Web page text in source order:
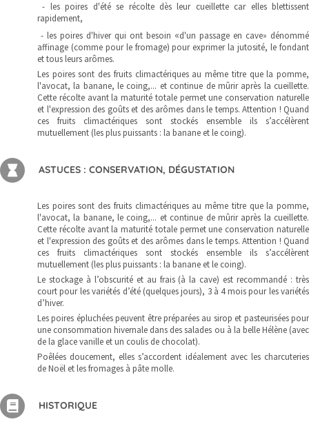
- les poires d'été se récolte dès leur cueillette car elles blettissent
rapidement,
- les poires d'hiver qui ont besoin «d'un passage en cave» dénommé
affinage (comme pour le fromage) pour exprimer la jutosité, le fondant
et tous leurs arômes.
Les poires sont des fruits climactériques au même titre que la pomme,
l'avocat, la banane, le coing,... et continue de mûrir après la cueillette.
Cette récolte avant la maturité totale permet une conservation naturelle
et l'expression des goûts et des arômes dans le temps. Attention ! Quand
ces fruits climactériques sont stockés ensemble ils s’accélèrent
mutuellement (les plus puissants : la banane et le coing).
ASTUCES : CONSERVATION, DÉGUSTATION
Les poires sont des fruits climactériques au même titre que la pomme,
l'avocat, la banane, le coing,... et continue de mûrir après la cueillette.
Cette récolte avant la maturité totale permet une conservation naturelle
et l'expression des goûts et des arômes dans le temps. Attention ! Quand
ces fruits climactériques sont stockés ensemble ils s’accélèrent
mutuellement (les plus puissants : la banane et le coing).
Le stockage à l’obscurité et au frais (à la cave) est recommandé : très
court pour les variétés d’été (quelques jours), 3 à 4 mois pour les variétés
d’hiver.
Les poires épluchées peuvent être préparées au sirop et pasteurisées pour
une consommation hivernale dans des salades ou à la belle Hélène (avec
de la glace vanille et un coulis de chocolat).
Poêlées doucement, elles s’accordent idéalement avec les charcuteries
de Noël et les fromages à pâte molle.
HISTORIQUE